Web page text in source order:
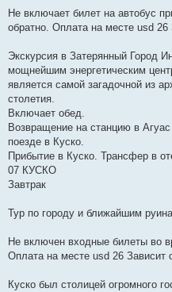
Не включает билет на автобус
обратно. Оплата на месте usd 26
Экскурсия в Затерянный Город
мощнейшим энергетическим
является самой загадочной из
столетия.
Включает обед.
Возвращение на станцию в
поезде в Куско.
Прибытие в Куско. Трансфер в
07 КУСКО
Завтрак
Тур по городу и ближайшим
Не включен входные билеты во
Оплата на месте usd 26 Зависит
Куско был столицей огромного